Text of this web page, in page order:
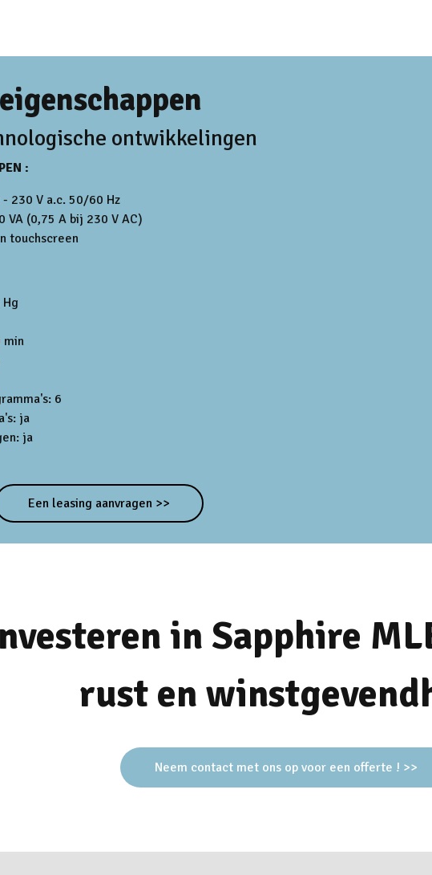
ontwikkelingen
:
230 V a.c. 50/60 Hz
VA (0,75 A bij 230 V AC)
touchscreen
6
ja
ja
Een leasing aanvragen >>
in Sapphire
rust en
Neem contact met ons op voor een offerte ! >>